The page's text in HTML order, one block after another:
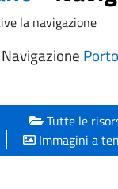
la navigazione
Navigazione
Tutte le
Immagini a